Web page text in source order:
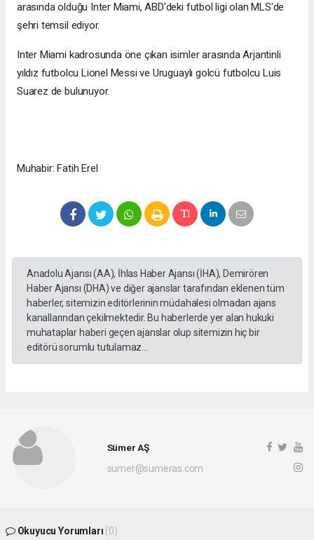
arasında olduğu Inter Miami, ABD'deki futbol ligi olan MLS'de
şehri temsil ediyor.
Inter Miami kadrosunda öne çıkan isimler arasında Arjantinli
yıldız futbolcu Lionel Messi ve Uruguaylı golcü futbolcu Luis
Suarez de bulunuyor.
Muhabir: Fatih Erel
Anadolu Ajansı (AA), İhlas Haber Ajansı (İHA), Demirören
Haber Ajansı (DHA) ve diğer ajanslar tarafından eklenen tüm
haberler, sitemizin editörlerinin müdahalesi olmadan ajans
kanallarından çekilmektedir. Bu haberlerde yer alan hukuki
muhataplar haberi geçen ajanslar olup sitemizin hiç bir
editörü sorumlu tutulamaz...
Sümer AŞ
sumer@sumeras.com
Okuyucu Yorumları (0)